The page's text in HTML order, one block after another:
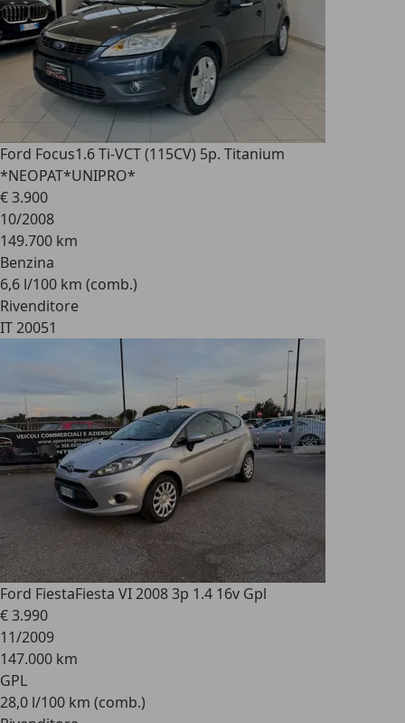
Ford Focus1.6 Ti-VCT (115CV) 5p. Titanium
*NEOPAT*UNIPRO*
€ 3.900
10/2008
149.700 km
Benzina
6,6 l/100 km (comb.)
Rivenditore
IT 20051
Ford FiestaFiesta VI 2008 3p 1.4 16v Gpl
€ 3.990
11/2009
147.000 km
GPL
28,0 l/100 km (comb.)